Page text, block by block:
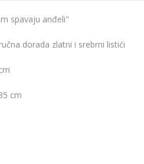
spavaju anđeli"
dorada zlatni i srebrni listići
cm